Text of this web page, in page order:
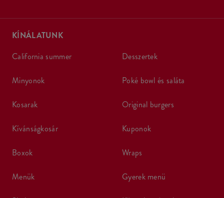
KÍNÁLATUNK
california summer
minyonok
kosarak
kívánságkosár
boxok
menük
desszertek
poké bowl és saláta
original burgers
kuponok
wraps
gyerek menü